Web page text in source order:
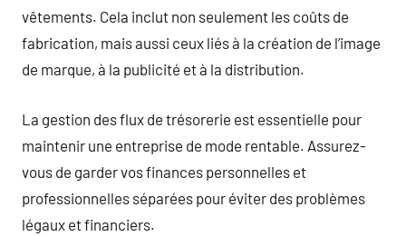
vêtements. Cela inclut non seulement les coûts de
fabrication, mais aussi ceux liés à la création de l’image
de marque, à la publicité et à la distribution.
La gestion des flux de trésorerie est essentielle pour
maintenir une entreprise de mode rentable. Assurez-
vous de garder vos finances personnelles et
professionnelles séparées pour éviter des problèmes
légaux et financiers.